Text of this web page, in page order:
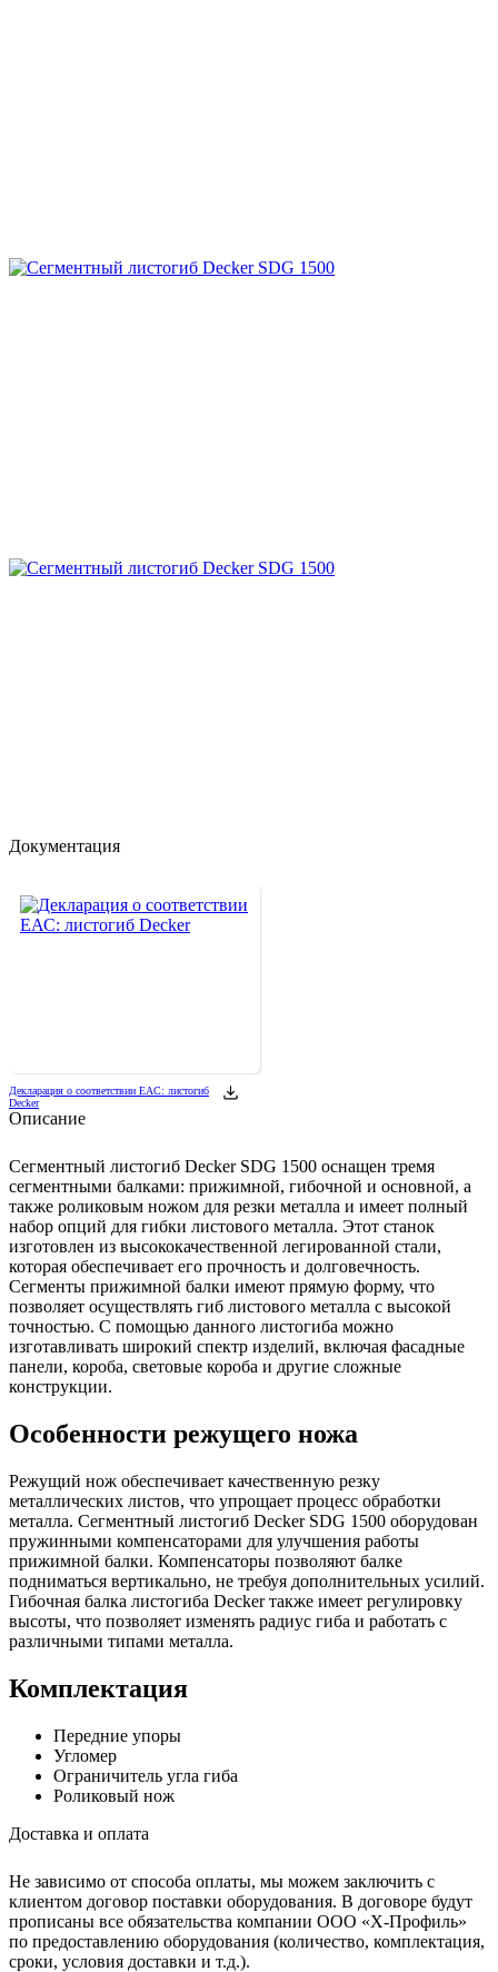
Документация
Декларация о соответствии ЕАС: листогиб
Decker
Описание
Сегментный листогиб Decker SDG 1500 оснащен тремя
сегментными балками: прижимной, гибочной и основной, а
также роликовым ножом для резки металла и имеет полный
набор опций для гибки листового металла. Этот станок
изготовлен из высококачественной легированной стали,
которая обеспечивает его прочность и долговечность.
Сегменты прижимной балки имеют прямую форму, что
позволяет осуществлять гиб листового металла с высокой
точностью. С помощью данного листогиба можно
изготавливать широкий спектр изделий, включая фасадные
панели, короба, световые короба и другие сложные
конструкции.
Особенности режущего ножа
Режущий нож обеспечивает качественную резку
металлических листов, что упрощает процесс обработки
металла. Сегментный листогиб Decker SDG 1500 оборудован
пружинными компенсаторами для улучшения работы
прижимной балки. Компенсаторы позволяют балке
подниматься вертикально, не требуя дополнительных усилий.
Гибочная балка листогиба Decker также имеет регулировку
высоты, что позволяет изменять радиус гиба и работать с
различными типами металла.
Комплектация
Передние упоры
Угломер
Ограничитель угла гиба
Роликовый нож
Доставка и оплата
Не зависимо от способа оплаты, мы можем заключить с
клиентом договор поставки оборудования. В договоре будут
прописаны все обязательства компании ООО «Х-Профиль»
по предоставлению оборудования (количество, комплектация,
сроки, условия доставки и т.д.).